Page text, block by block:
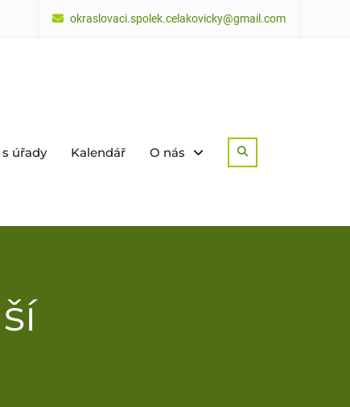
okraslovaci.spolek.celakovicky@gmail.com
úřady Kalendář O nás